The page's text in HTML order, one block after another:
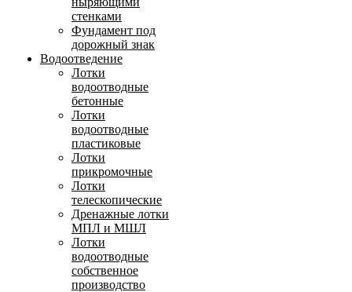
стенками
Фундамент под
дорожный знак
Водоотведение
Лотки
водоотводные
бетонные
Лотки
водоотводные
пластиковые
Лотки
прикромочные
Лотки
телескопические
Дренажные лотки
МПЛ и МШЛ
Лотки
водоотводные
собственное
производство